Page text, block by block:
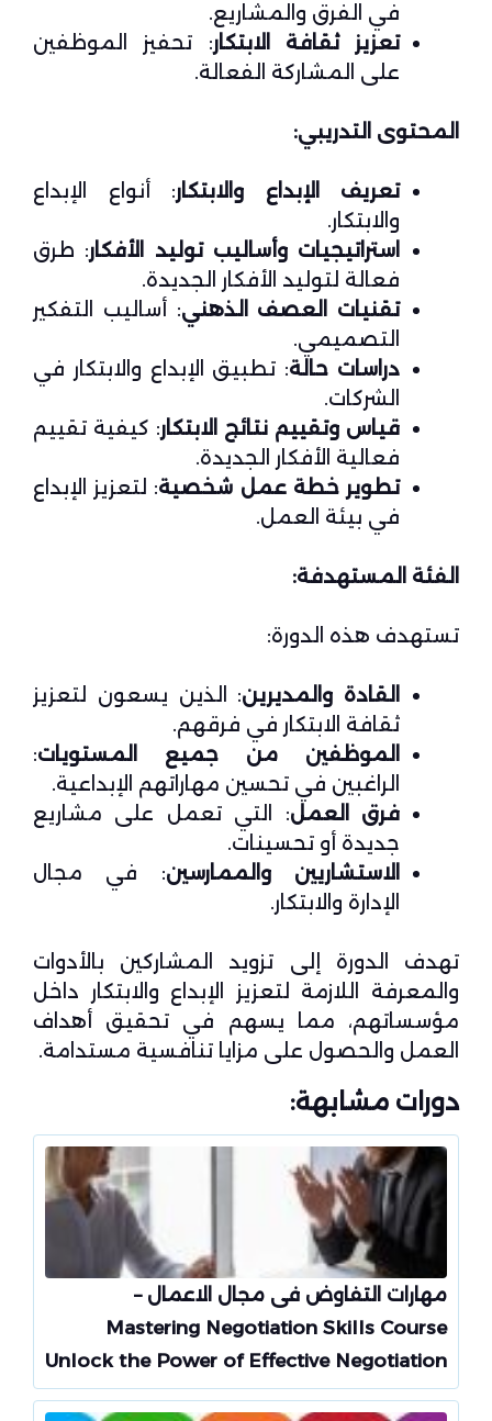
في الفرق والمشاريع.
تعزيز ثقافة الابتكار: تحفيز الموظفين
على المشاركة الفعالة.
المحتوى التدريبي:
تعريف الإبداع والابتكار: أنواع الإبداع
والابتكار.
استراتيجيات وأساليب توليد الأفكار: طرق
فعالة لتوليد الأفكار الجديدة.
تقنيات العصف الذهني: أساليب التفكير
التصميمي.
دراسات حالة: تطبيق الإبداع والابتكار في
الشركات.
قياس وتقييم نتائج الابتكار: كيفية تقييم
فعالية الأفكار الجديدة.
تطوير خطة عمل شخصية: لتعزيز الإبداع
في بيئة العمل.
الفئة المستهدفة:
تستهدف هذه الدورة:
القادة والمديرين: الذين يسعون لتعزيز
ثقافة الابتكار في فرقهم.
الموظفين من جميع المستويات:
الراغبين في تحسين مهاراتهم الإبداعية.
فرق العمل: التي تعمل على مشاريع
جديدة أو تحسينات.
الاستشاريين والممارسين: في مجال
الإدارة والابتكار.
تهدف الدورة إلى تزويد المشاركين بالأدوات
والمعرفة اللازمة لتعزيز الإبداع والابتكار داخل
مؤسساتهم، مما يسهم في تحقيق أهداف
العمل والحصول على مزايا تنافسية مستدامة.
دورات مشابهة:
مهارات التفاوض فى مجال الاعمال –
Mastering Negotiation Skills Course
Unlock the Power of Effective Negotiation